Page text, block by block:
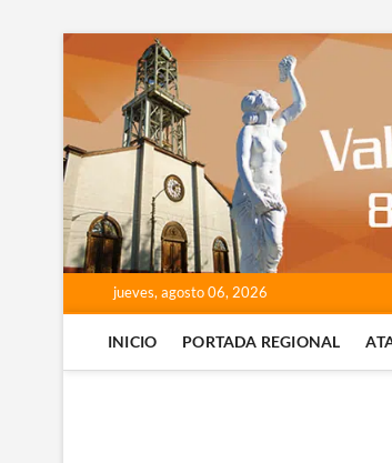
contenido
jueves, agosto 06, 2026
INICIO PORTADA REGIONAL